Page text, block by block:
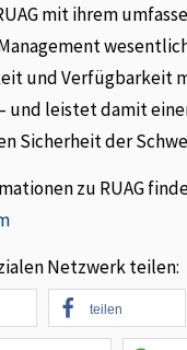
mit ihrem
und Verfügbar­keit
und leistet damit
Sicherheit der
zu RUAG
Netzwerk teilen:
teilen